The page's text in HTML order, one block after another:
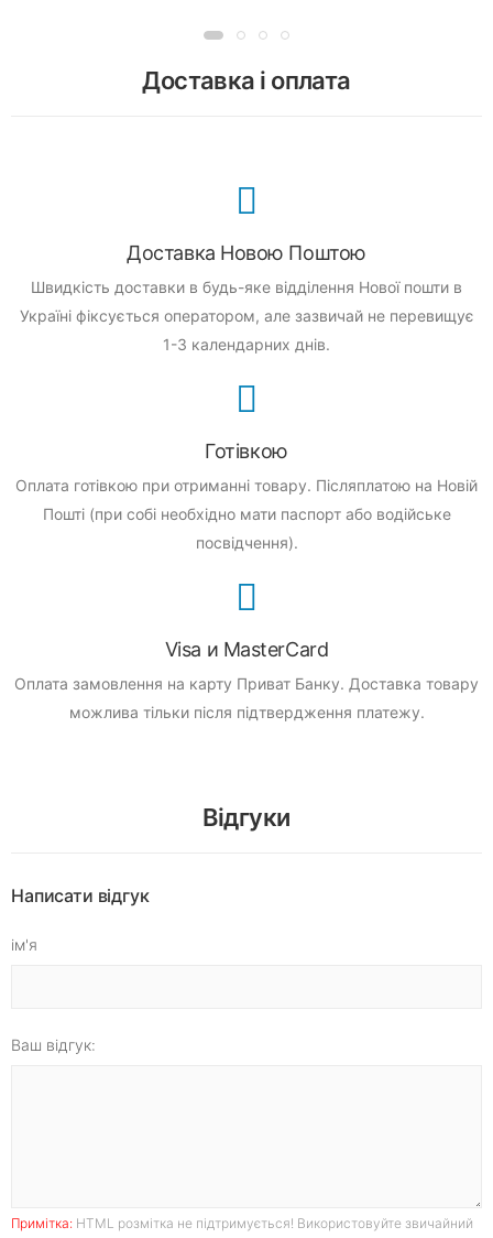
Доставка і оплата
Доставка Новою Поштою
Швидкість доставки в будь-яке відділення Нової пошти в
Україні фіксується оператором, але зазвичай не перевищує
1-3 календарних днів.
Готівкою
Оплата готівкою при отриманні товару. Післяплатою на Новій
Пошті (при собі необхідно мати паспорт або водійське
посвідчення).
Visa и MasterCard
Оплата замовлення на карту Приват Банку. Доставка товару
можлива тільки після підтвердження платежу.
Відгуки
Написати відгук
ім'я
Ваш відгук:
Примітка: HTML розмітка не підтримується! Використовуйте звичайний